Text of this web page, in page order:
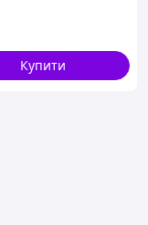
Купити